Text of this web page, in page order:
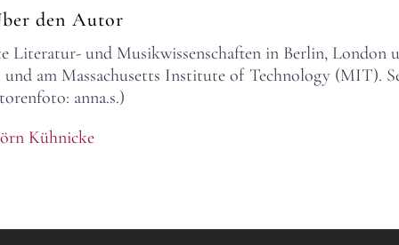
den Autor
Literatur- und Musikwissenschaften in Berlin, London
am Massachusetts Institute of Technology (MIT).
anna.s.)
Kühnicke